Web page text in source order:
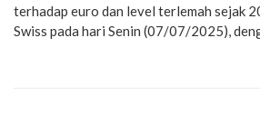
terhadap euro dan level terlemah sejak
Swiss pada hari Senin (07/07/2025),